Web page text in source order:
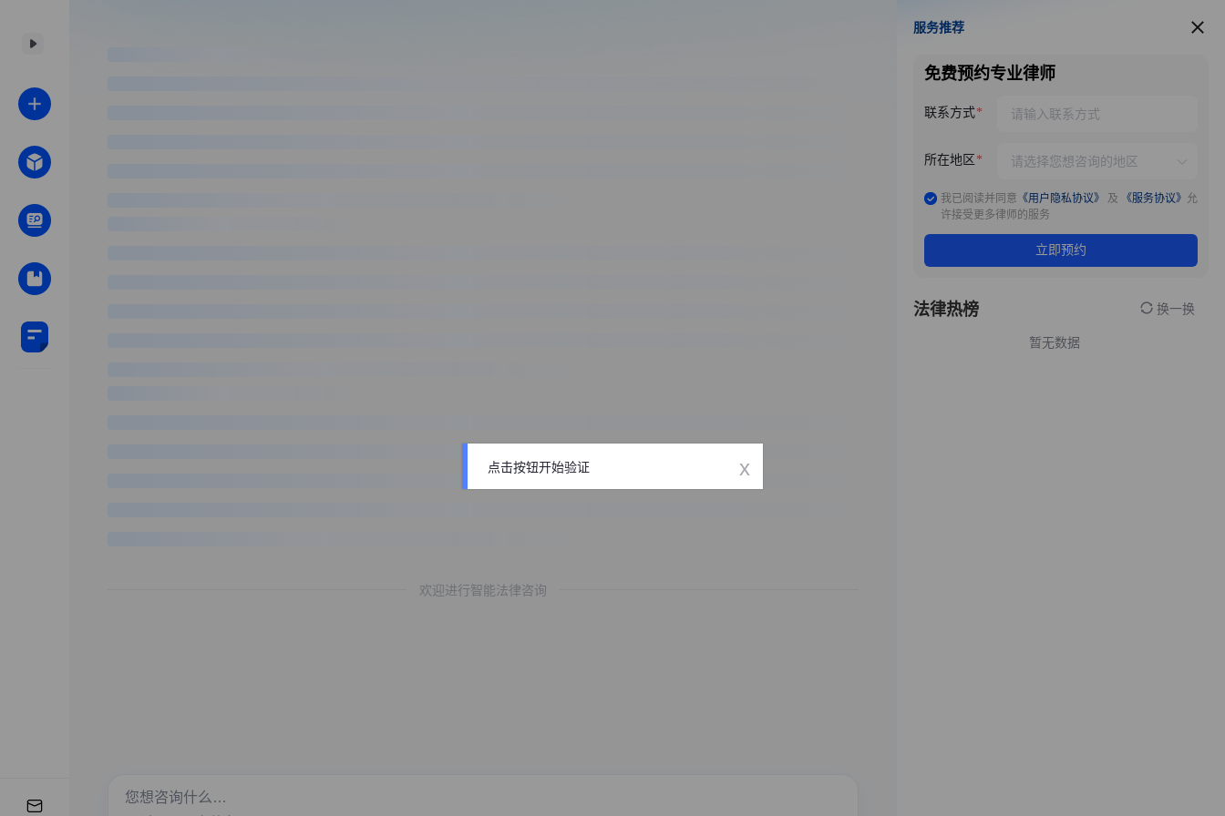
欢迎进行智能法律咨询
服务推荐
服务推荐
免费预约专业律师
联系方式
所在地区
我已阅读并同意 《用户隐私协议》 及 《服务协议》 允
许接受更多律师的服务
立即预约
法律热榜 换一换
暂无数据
点击按钮开始验证 x